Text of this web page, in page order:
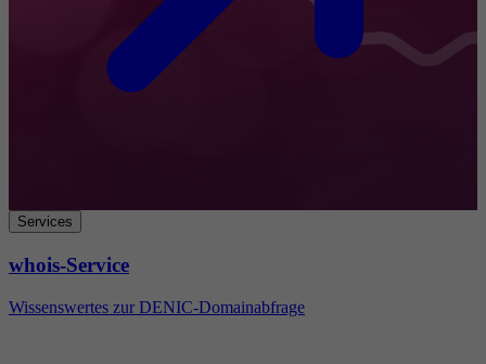
Services
whois-Service
Wissenswertes zur DENIC-Domainabfrage